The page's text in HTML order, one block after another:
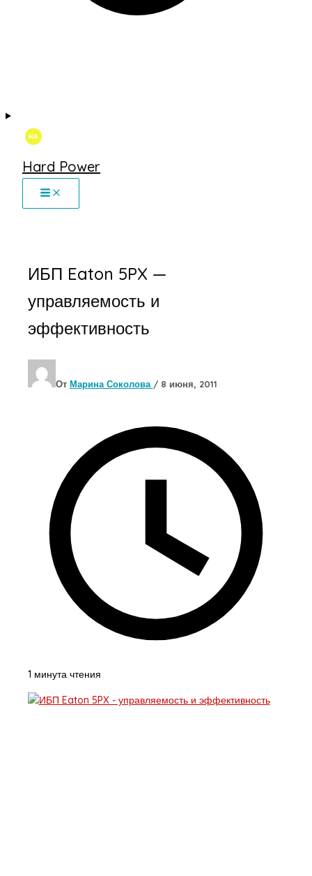
Hard Power
ИБП Eaton 5PX —
управляемость и
эффективность
От Марина Соколова / 8 июня, 2011
1 минута чтения